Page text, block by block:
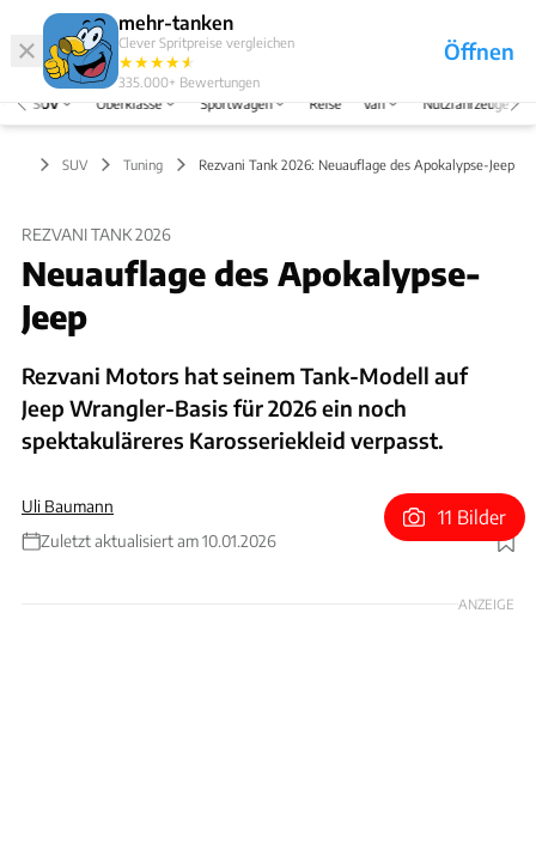
mehr-tanken
Clever Spritpreise vergleichen
★★★★★
★
335.000+ Bewertungen
Öffnen
Abo
Menü
SUV Oberklasse Sportwagen Reise Van Nutzfahrzeuge
SUV Tuning Rezvani Tank 2026: Neuauflage des Apokalypse-Jeep
REZVANI TANK 2026
Neuauflage des Apokalypse-
Jeep
Rezvani Motors hat seinem Tank-Modell auf
Jeep Wrangler-Basis für 2026 ein noch
spektakuläreres Karosseriekleid verpasst.
Uli Baumann
Zuletzt aktualisiert am 10.01.2026
Foto: Rezvani
11 Bilder
ANZEIGE